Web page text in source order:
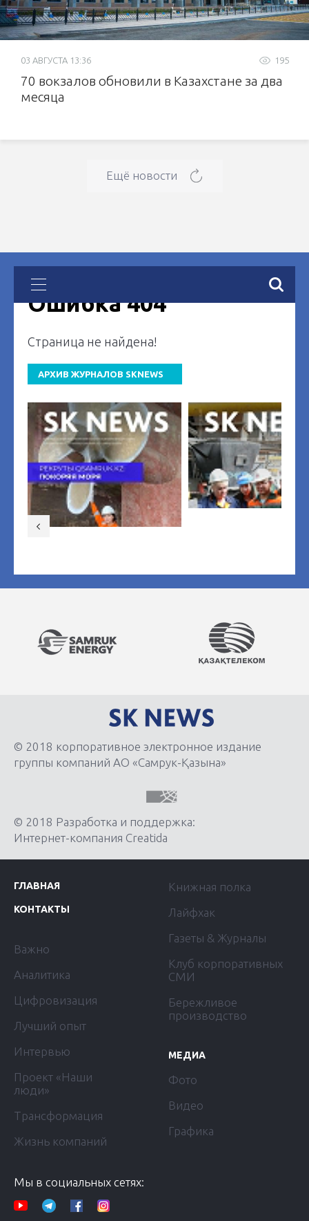
195
03 АВГУСТА 13:36
70 вокзалов обновили в Казахстане за два
месяца
Ещё новости
© 2018 корпоративное электронное издание
группы компаний АО «Самрук-Қазына»
© 2018 Разработка и поддержка:
Интернет-компания Creatida
ГЛАВНАЯ
КОНТАКТЫ
Важно
Аналитика
Цифровизация
Лучший опыт
Интервью
Проект «Наши
люди»
Трансформация
Жизнь компаний
Книжная полка
Лайфхак
Газеты & Журналы
Клуб корпоративных
СМИ
Бережливое
производство
МЕДИА
Фото
Видео
Графика
Мы в социальных сетях: